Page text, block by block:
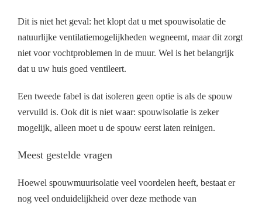
Dit is niet het geval: het klopt dat u met spouwisolatie de
natuurlijke ventilatiemogelijkheden wegneemt, maar dit zorgt
niet voor vochtproblemen in de muur. Wel is het belangrijk
dat u uw huis goed ventileert.
Een tweede fabel is dat isoleren geen optie is als de spouw
vervuild is. Ook dit is niet waar: spouwisolatie is zeker
mogelijk, alleen moet u de spouw eerst laten reinigen.
Meest gestelde vragen
Hoewel spouwmuurisolatie veel voordelen heeft, bestaat er
nog veel onduidelijkheid over deze methode van